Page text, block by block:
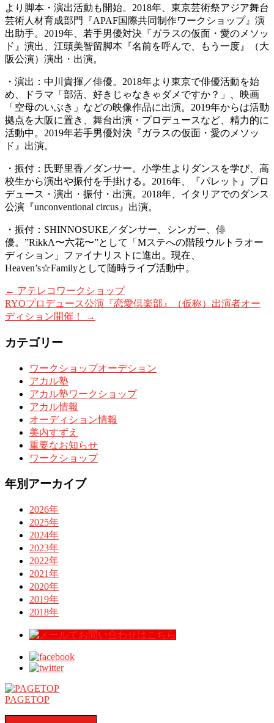
より脚本・演出活動も開始。2018年、東京芸術祭アジア舞台
芸術人材育成部門『APAF国際共同制作ワークショップ』演
出助手。2019年、若手男優対決『ガラスの仮面・愛のメソッ
ド』演出、江頭美智留脚本『名前を呼んで、もう一度』（大
阪公演）演出・出演。
・演出：中川貴揮／俳優。2018年より東京で俳優活動を始
め、ドラマ「部活、好きじゃなきゃダメですか？」、映画
「空母のいぶき」などの映像作品に出演。2019年からは活動
拠点を大阪に置き、舞台出演・プロデュースなど、精力的に
活動中。2019年若手男優対決『ガラスの仮面・愛のメソッ
ド』出演。
・振付：氏野里香／ダンサー。小学生よりダンスを学び、高
校生から演出や振付を手掛ける。2016年、『パレット』プロ
デュース・演出・振付・出演。2018年、イタリアでのダンス
公演『unconventional circus』出演。
・振付：SHINNOSUKE／ダンサー、シンガー、俳
優。”RikkA〜六花〜”として「Mステへの階段ウルトラオー
ディション」ファイナリストに進出。現在、
Heaven’s☆Familyとして随時ライブ活動中。
← アテレコワークショップ
RYOプロデュース公演『恋愛倶楽部』（仮称）出演者オー
ディション開催！
→
カテゴリー
ワークショップオーデション
アカル塾
アカル塾ワークショップ
アカル情報
オーディション情報
美内すずえ
重要なお知らせ
ワークショップ
年別アーカイブ
2026年
2025年
2024年
2023年
2022年
2021年
2020年
2019年
2018年
PAGETOP